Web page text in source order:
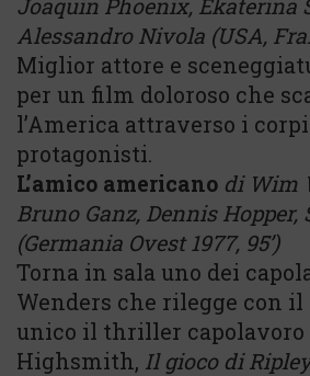
Alessandro Nivola (USA,
Miglior attore e
per un film doloroso che
l’America attraverso i
protagonisti.
L’amico americano di Wim
Bruno Ganz, Dennis
(Germania Ovest 1977, 95’)
Torna in sala uno dei
Wenders che rilegge con il
unico il thriller capolavoro
Highsmith, Il gioco di